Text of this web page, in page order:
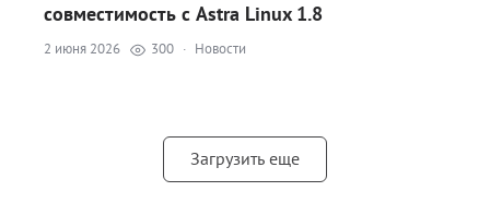
совместимость с Astra Linux 1.8
2 июня 2026 300 · Новости
Загрузить еще